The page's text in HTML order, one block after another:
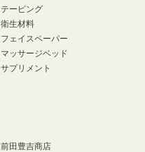
テーピング
衛生材料
フェイスペーパー
マッサージベッド
サプリメント
前田豊吉商店